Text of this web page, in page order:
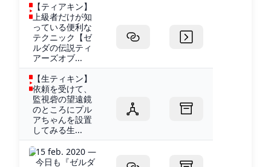
【ティアキン】
上級者だけが知
っている便利な
テクニック【ゼ
ルダの伝説ティ
アーズオブ...
【生ティキン】
依頼を受けて、
監視砦の望遠鏡
のところにプル
アちゃんを設置
してみる生...
15 feb. 2020 —
今日も『ゼルダ